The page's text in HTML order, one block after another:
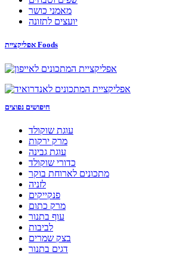
מאמני כושר
יועצים לתזונה
אפליקציית Foods
חיפושים נפוצים
עוגת שוקולד
מרק ירקות
עוגת גבינה
כדורי שוקולד
מתכונים לארוחת בוקר
לזניה
פנקייקים
מרק כתום
עוף בתנור
לביבות
בצק שמרים
דגים בתנור